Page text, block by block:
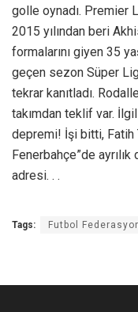
golle oynadı. Premier
2015 yılından beri
formalarını giyen 35
geçen sezon Süper
tekrar kanıtladı.
takımdan teklif var.
depremi! İşi bitti,
Fenerbahçe”de
adresi. . .
Tags: Futbol